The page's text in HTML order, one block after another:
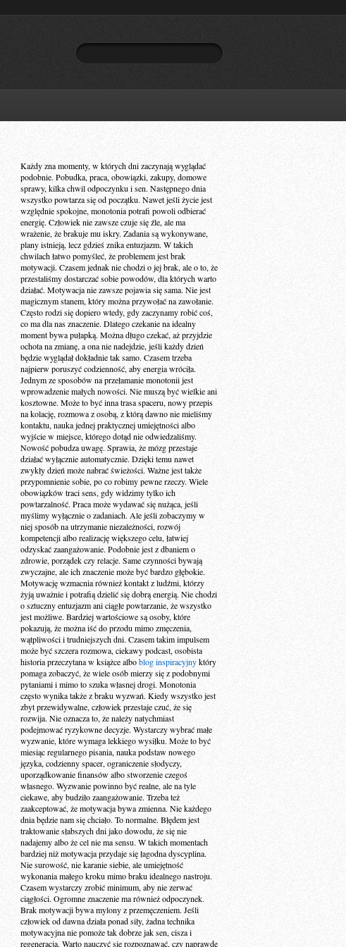
Każdy zna momenty, w których dni zaczynają wyglądać
podobnie. Pobudka, praca, obowiązki, zakupy, domowe
sprawy, kilka chwil odpoczynku i sen. Następnego dnia
wszystko powtarza się od początku. Nawet jeśli życie jest
względnie spokojne, monotonia potrafi powoli odbierać
energię. Człowiek nie zawsze czuje się źle, ale ma
wrażenie, że brakuje mu iskry. Zadania są wykonywane,
plany istnieją, lecz gdzieś znika entuzjazm. W takich
chwilach łatwo pomyśleć, że problemem jest brak
motywacji. Czasem jednak nie chodzi o jej brak, ale o to, że
przestaliśmy dostarczać sobie powodów, dla których warto
działać. Motywacja nie zawsze pojawia się sama. Nie jest
magicznym stanem, który można przywołać na zawołanie.
Często rodzi się dopiero wtedy, gdy zaczynamy robić coś,
co ma dla nas znaczenie. Dlatego czekanie na idealny
moment bywa pułapką. Można długo czekać, aż przyjdzie
ochota na zmianę, a ona nie nadejdzie, jeśli każdy dzień
będzie wyglądał dokładnie tak samo. Czasem trzeba
najpierw poruszyć codzienność, aby energia wróciła.
Jednym ze sposobów na przełamanie monotonii jest
wprowadzenie małych nowości. Nie muszą być wielkie ani
kosztowne. Może to być inna trasa spaceru, nowy przepis
na kolację, rozmowa z osobą, z którą dawno nie mieliśmy
kontaktu, nauka jednej praktycznej umiejętności albo
wyjście w miejsce, którego dotąd nie odwiedzaliśmy.
Nowość pobudza uwagę. Sprawia, że mózg przestaje
działać wyłącznie automatycznie. Dzięki temu nawet
zwykły dzień może nabrać świeżości. Ważne jest także
przypomnienie sobie, po co robimy pewne rzeczy. Wiele
obowiązków traci sens, gdy widzimy tylko ich
powtarzalność. Praca może wydawać się nużąca, jeśli
myślimy wyłącznie o zadaniach. Ale jeśli zobaczymy w
niej sposób na utrzymanie niezależności, rozwój
kompetencji albo realizację większego celu, łatwiej
odzyskać zaangażowanie. Podobnie jest z dbaniem o
zdrowie, porządek czy relacje. Same czynności bywają
zwyczajne, ale ich znaczenie może być bardzo głębokie.
Motywację wzmacnia również kontakt z ludźmi, którzy
żyją uważnie i potrafią dzielić się dobrą energią. Nie chodzi
o sztuczny entuzjazm ani ciągłe powtarzanie, że wszystko
jest możliwe. Bardziej wartościowe są osoby, które
pokazują, że można iść do przodu mimo zmęczenia,
wątpliwości i trudniejszych dni. Czasem takim impulsem
może być szczera rozmowa, ciekawy podcast, osobista
historia przeczytana w książce alboblog inspiracyjnyktóry
pomaga zobaczyć, że wiele osób mierzy się z podobnymi
pytaniami i mimo to szuka własnej drogi. Monotonia
często wynika także z braku wyzwań. Kiedy wszystko jest
zbyt przewidywalne, człowiek przestaje czuć, że się
rozwija. Nie oznacza to, że należy natychmiast
podejmować ryzykowne decyzje. Wystarczy wybrać małe
wyzwanie, które wymaga lekkiego wysiłku. Może to być
miesiąc regularnego pisania, nauka podstaw nowego
języka, codzienny spacer, ograniczenie słodyczy,
uporządkowanie finansów albo stworzenie czegoś
własnego. Wyzwanie powinno być realne, ale na tyle
ciekawe, aby budziło zaangażowanie. Trzeba też
zaakceptować, że motywacja bywa zmienna. Nie każdego
dnia będzie nam się chciało. To normalne. Błędem jest
traktowanie słabszych dni jako dowodu, że się nie
nadajemy albo że cel nie ma sensu. W takich momentach
bardziej niż motywacja przydaje się łagodna dyscyplina.
Nie surowość, nie karanie siebie, ale umiejętność
wykonania małego kroku mimo braku idealnego nastroju.
Czasem wystarczy zrobić minimum, aby nie zerwać
ciągłości. Ogromne znaczenie ma również odpoczynek.
Brak motywacji bywa mylony z przemęczeniem. Jeśli
człowiek od dawna działa ponad siły, żadna technika
motywacyjna nie pomoże tak dobrze jak sen, cisza i
regeneracja. Warto nauczyć się rozpoznawać, czy naprawdę